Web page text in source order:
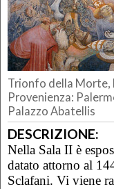
Trionfo della Morte,
Provenienza:
Palazzo Abatellis
DESCRIZIONE:
Nella Sala II è
datato attorno al
Sclafani. Vi viene